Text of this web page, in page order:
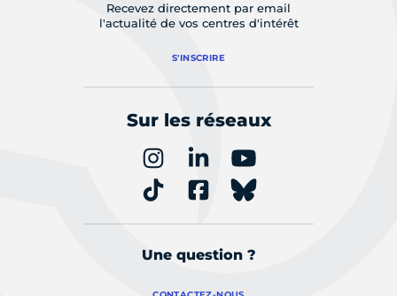
Recevez directement par email
l'actualité de vos centres d'intérêt
S'INSCRIRE
Sur les réseaux
Une question ?